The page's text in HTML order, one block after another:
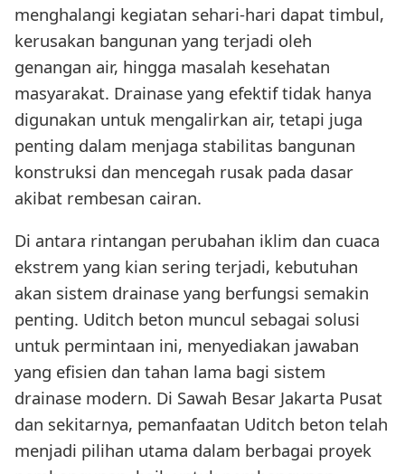
menghalangi kegiatan sehari-hari dapat timbul,
kerusakan bangunan yang terjadi oleh
genangan air, hingga masalah kesehatan
masyarakat. Drainase yang efektif tidak hanya
digunakan untuk mengalirkan air, tetapi juga
penting dalam menjaga stabilitas bangunan
konstruksi dan mencegah rusak pada dasar
akibat rembesan cairan.
Di antara rintangan perubahan iklim dan cuaca
ekstrem yang kian sering terjadi, kebutuhan
akan sistem drainase yang berfungsi semakin
penting. Uditch beton muncul sebagai solusi
untuk permintaan ini, menyediakan jawaban
yang efisien dan tahan lama bagi sistem
drainase modern. Di Sawah Besar Jakarta Pusat
dan sekitarnya, pemanfaatan Uditch beton telah
menjadi pilihan utama dalam berbagai proyek